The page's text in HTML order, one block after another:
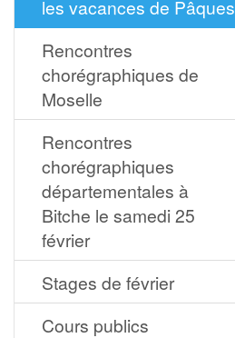
les vacances de Pâques
Rencontres
chorégraphiques de
Moselle
Rencontres
chorégraphiques
départementales à
Bitche le samedi 25
février
Stages de février
Cours publics